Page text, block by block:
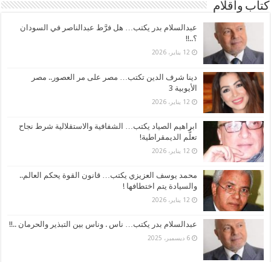
كتاب وأقلام
عبدالسلام بدر يكتب… هل فرَّط عبدالناصر في السودان
؟..!!
12 يناير، 2026
دينا شرف الدين تكتب… مصر على مر العصور.. مصر
الأيوبية 3
12 يناير، 2026
ابراهيم الصياد يكتب… الشفافية والاستقلالية شرط نجاح
تعلُّم الديمقراطية!
12 يناير، 2026
محمد يوسف العزيزي يكتب… قانون القوة يحكم العالم..
والسيادة يتم اختطافها !
12 يناير، 2026
عبدالسلام بدر يكتب… ناس . وناس بين التبذير والحرمان ..!!
6 ديسمبر، 2025